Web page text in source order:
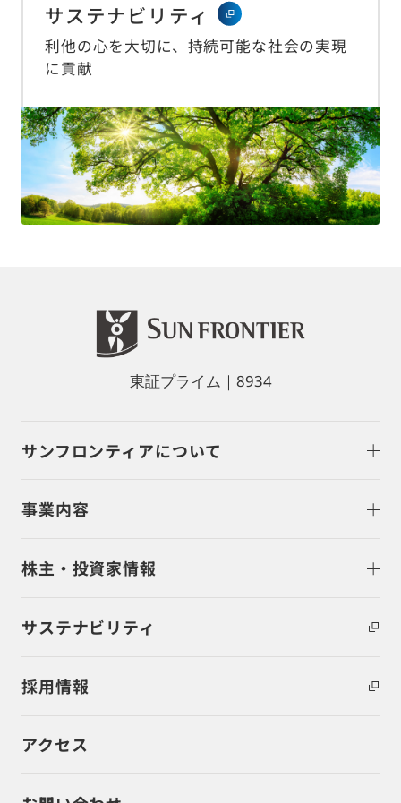
サステナビリティ
利他の心を大切に、持続可能な社会の実現
に貢献
東証プライム｜8934
サンフロンティアについて
事業内容
株主・投資家情報
サステナビリティ
採用情報
アクセス